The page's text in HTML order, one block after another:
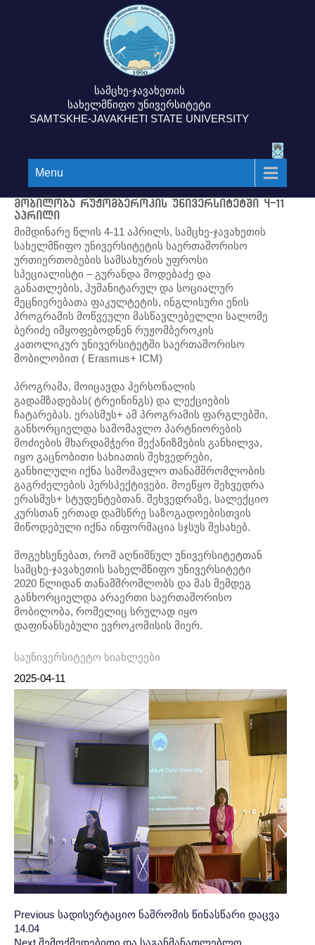
სამცხე-ჯავახეთის
სახელმწიფო უნივერსიტეტი
SAMTSKHE-JAVAKHETI STATE UNIVERSITY
Menu
მობილობა რუჟომბეროკის უნივერსიტეტში 4-11
აპრილი
მიმდინარე წლის 4-11 აპრილს, სამცხე-ჯავახეთის
სახელმწიფო უნივერსიტეტის საერთაშორისო
ურთიერთობების სამსახურის უფროსი
სპეციალისტი – გურანდა მოდებაძე და
განათლების, ჰუმანიტარულ და სოციალურ
მეცნიერებათა ფაკულტეტის, ინგლისური ენის
პროგრამის მოწვეული მასწავლებელლი სალომე
ბერიძე იმყოფებოდნენ რუჟომბეროკის
კათოლიკურ უნივერსიტეტში საერთაშორისო
მობილობით ( Erasmus+ ICM)
პროგრამა, მოიცავდა პერსონალის
გადამზადებას( ტრეინინგს) და ლექციების
ჩატარებას. ერასმუს+ ამ პროგრამის ფარგლებში,
განხორციელდა სამომავლო პარტნიორების
მოძიების მხარდამჭერი მექანიზმების განხილვა,
იყო გაცნობითი სახიათის შეხვედრები,
განხილული იქნა სამომავლო თანამშრომლობის
გაგრძელების პერსპექტივები. მოეწყო შეხვედრა
ერასმუს+ სტუდენტებთან. შეხვედრაზე, სალექციო
კურსთან ერთად დამსწრე საზოგადოებისთვის
მიწოდებული იქნა ინფორმაცია სჯსუს შესახებ.
მოგეხსენებათ, რომ აღნიშნულ უნივერსიტეტთან
სამცხე-ჯავახეთის სახელმწიფო უნივერსიტეტი
2020 წლიდან თანამშრომლობს და მას შემდეგ
განხორციელდა არაერთი საერთაშორისო
მობილობა, რომელიც სრულად იყო
დაფინანსებული ევროკომისის მიერ.
საუნივერსიტეტო სიახლეები
2025-04-11
Post
navigation
პოსტის
ნავიგაცია
Previous Previous
სადისერტაციო ნაშრომის წინასწარი დაცვა
14.04
Next Next
შემოქმედებითი და საგანმანათლებლო